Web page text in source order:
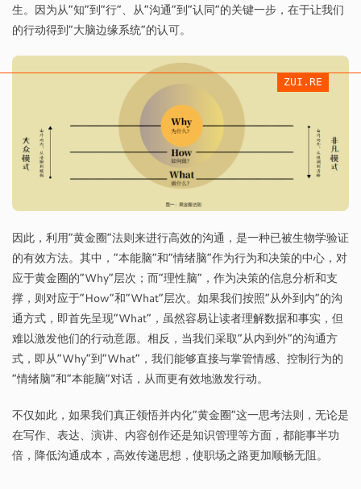
生。因为从“知”到“行”、从“沟通”到“认同”的关键一步，在于让我们
的行动得到“大脑边缘系统”的认可。
因此，利用“黄金圈”法则来进行高效的沟通，是一种已被生物学验证
的有效方法。其中，“本能脑”和“情绪脑”作为行为和决策的中心，对
应于黄金圈的“Why”层次；而“理性脑”，作为决策的信息分析和支
撑，则对应于“How”和“What”层次。如果我们按照“从外到内”的沟
通方式，即首先呈现“What”，虽然容易让读者理解数据和事实，但
难以激发他们的行动意愿。相反，当我们采取“从内到外”的沟通方
式，即从“Why”到“What”，我们能够直接与掌管情感、控制行为的
“情绪脑”和“本能脑”对话，从而更有效地激发行动。
不仅如此，如果我们真正领悟并内化“黄金圈”这一思考法则，无论是
在写作、表达、演讲、内容创作还是知识管理等方面，都能事半功
倍，降低沟通成本，高效传递思想，使职场之路更加顺畅无阻。
ZUI.RE